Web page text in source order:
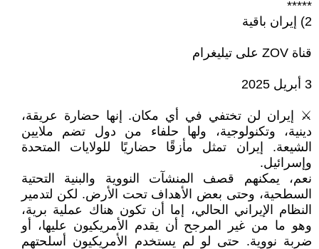
*****
2) إيران باقية
قناة ZOV على تيليغرام
3 أبريل 2025
⚔️ إيران لن تختفي في أي مكان. إنها حضارة عريقة،
دينية، وتكنولوجية، ولها حلفاء من دول تضم ملايين
الشيعة. إيران تمثل مأزقًا حضاريًا للولايات المتحدة
وإسرائيل.
نعم، يمكنهم قصف المنشآت النووية والبنية التحتية
السطحية، وحتى بعض الأهداف تحت الأرض. لكن لتدمير
النظام الإيراني الحالي، إما أن تكون هناك عملية برية،
وهو ما من غير المرجح أن يقدم الأمريكيون عليها، أو
ضربة نووية. حتى لو لم يستخدم الأمريكيون أسلحتهم